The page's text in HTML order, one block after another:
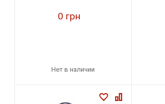
0 грн
Нет в наличии